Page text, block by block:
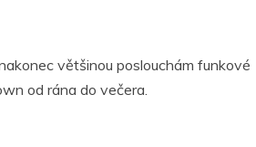
většinou poslouchám funkové
od rána do večera.